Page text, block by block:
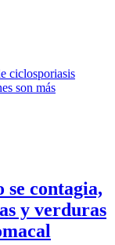
se contagia,
y verduras